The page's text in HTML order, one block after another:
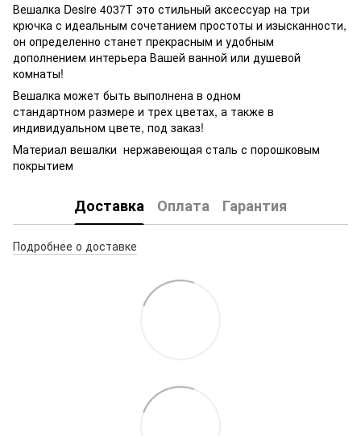
Вешалка Desire 4037T это стильный аксессуар на три
крючка с идеальным сочетанием простоты и изысканности,
он определенно станет прекрасным и удобным
дополнением интерьера Вашей ванной или душевой
комнаты!
Вешалка может быть выполнена в одном
стандартном размере и трех цветах, а также в
индивидуальном цвете, под заказ!
Материал вешалки нержавеющая сталь с порошковым
покрытием
Доставка Оплата Гарантия
Подробнее о доставке